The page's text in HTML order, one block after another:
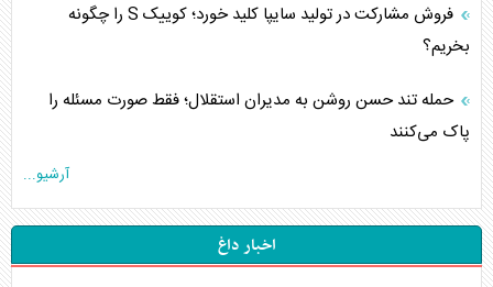
فروش مشارکت در تولید سایپا کلید خورد؛ کوییک S را چگونه
بخریم؟
حمله تند حسن روشن به مدیران استقلال؛ فقط صورت مسئله را
پاک می‌کنند
آرشیو...
اخبار داغ